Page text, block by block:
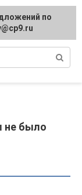
не было
по